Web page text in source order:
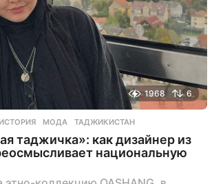
1968 6
,ИСТОРИЯ ,МОДА ,ТАДЖИКИСТАН
таджичка»: как дизайнер из
национальную